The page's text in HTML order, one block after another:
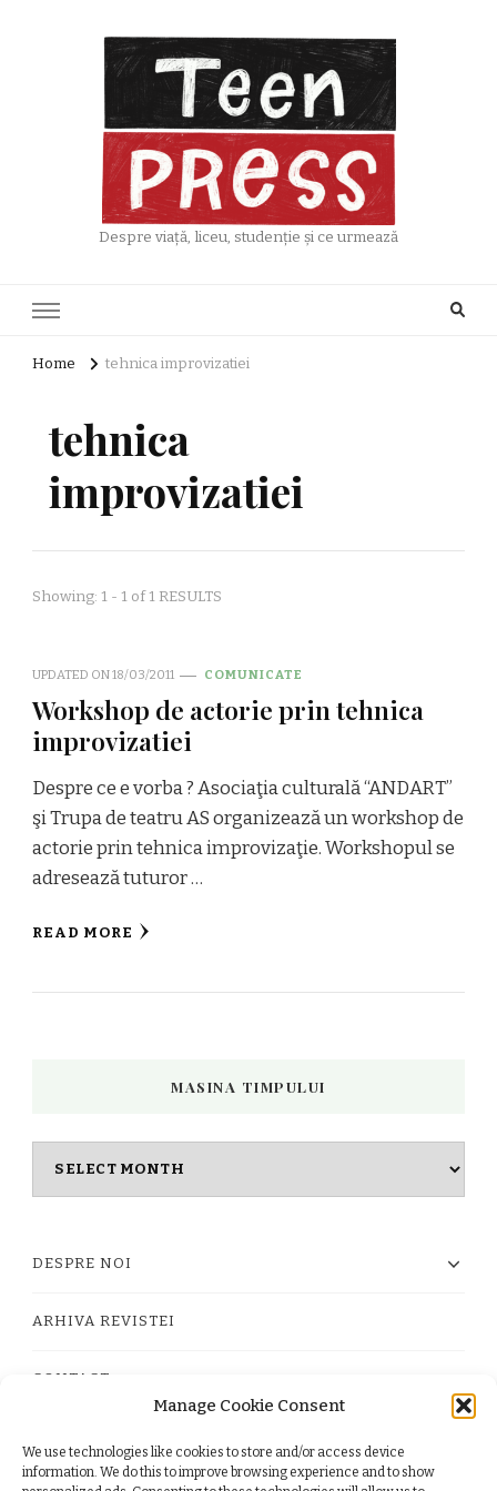
Manage Cookie Consent
We use technologies like cookies to store and/or access device
information. We do this to improve browsing experience and to show
Despre viață, liceu, studenție și ce urmează
Home tehnica improvizatiei
tehnica
improvizatiei
Showing: 1 - 1 of 1 RESULTS
UPDATED ON18/03/2011 COMUNICATE
Workshop de actorie prin tehnica
improvizatiei
Despre ce e vorba ? Asociaţia culturală “ANDART”
şi Trupa de teatru AS organizează un workshop de
actorie prin tehnica improvizaţie. Workshopul se
adresează tuturor …
READ MORE
MASINA TIMPULUI
DESPRE NOI
ARHIVA REVISTEI
CONTACT
PRIVACY POLICY